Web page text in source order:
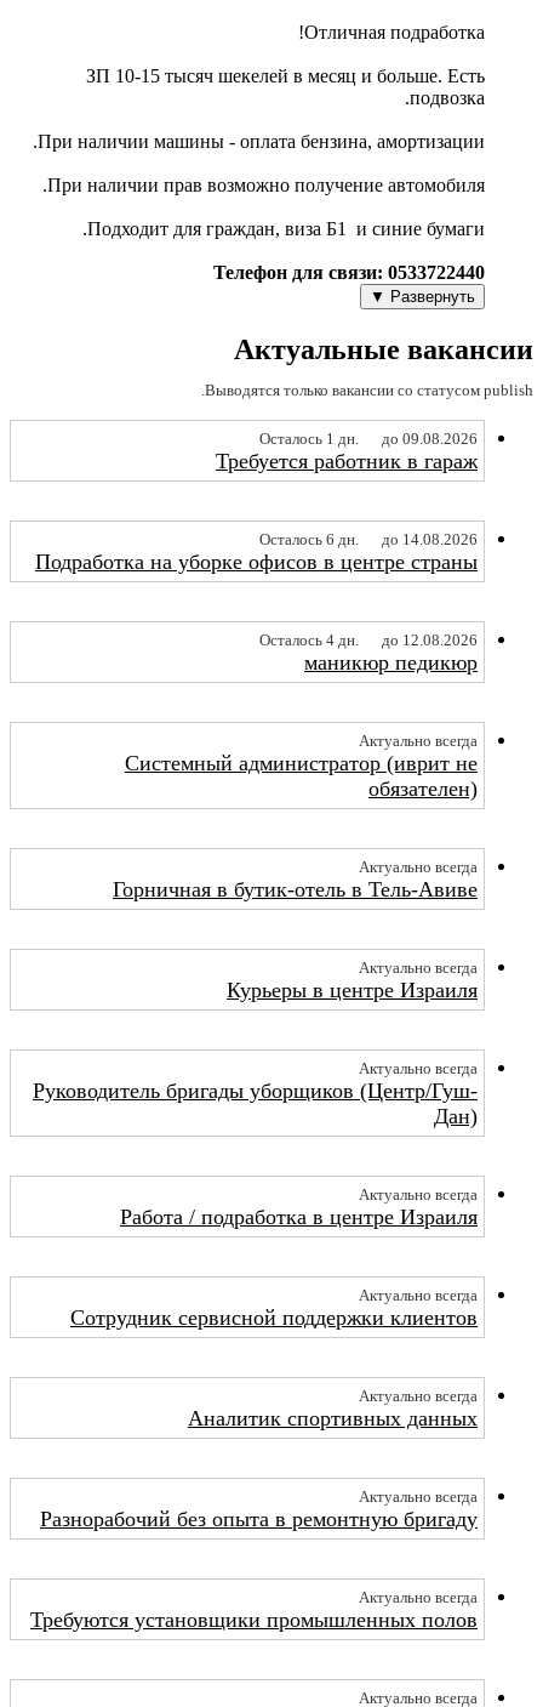
Отличная подработка!
ЗП 10-15 тысяч шекелей в месяц и больше. Есть
подвозка.
При наличии машины - оплата бензина, амортизации.
При наличии прав возможно получение автомобиля.
Подходит для граждан, виза Б1 и синие бумаги.
Телефон для связи: 0533722440
Развернуть ▼
Актуальные вакансии
Выводятся только вакансии со статусом publish.
Осталось 1 дн. до 09.08.2026
Требуется работник в гараж
Осталось 6 дн. до 14.08.2026
Подработка на уборке офисов в центре страны
Осталось 4 дн. до 12.08.2026
маникюр педикюр
Актуально всегда
Системный администратор (иврит не
обязателен)
Актуально всегда
Горничная в бутик-отель в Тель-Авиве
Актуально всегда
Курьеры в центре Израиля
Актуально всегда
Руководитель бригады уборщиков (Центр/Гуш-
Дан)
Актуально всегда
Работа / подработка в центре Израиля
Актуально всегда
Сотрудник сервисной поддержки клиентов
Актуально всегда
Аналитик спортивных данных
Актуально всегда
Разнорабочий без опыта в ремонтную бригаду
Актуально всегда
Требуются установщики промышленных полов
Актуально всегда